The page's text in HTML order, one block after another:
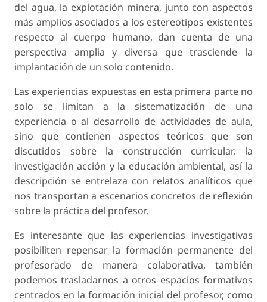
del agua, la explotación minera, junto con aspectos
más amplios asociados a los estereotipos existentes
respecto al cuerpo humano, dan cuenta de una
perspectiva amplia y diversa que trasciende la
implantación de un solo contenido.
Las experiencias expuestas en esta primera parte no
solo se limitan a la sistematización de una
experiencia o al desarrollo de actividades de aula,
sino que contienen aspectos teóricos que son
discutidos sobre la construcción curricular, la
investigación acción y la educación ambiental, así la
descripción se entrelaza con relatos analíticos que
nos transportan a escenarios concretos de reflexión
sobre la práctica del profesor.
Es interesante que las experiencias investigativas
posibiliten repensar la formación permanente del
profesorado de manera colaborativa, también
podemos trasladarnos a otros espacios formativos
centrados en la formación inicial del profesor, como